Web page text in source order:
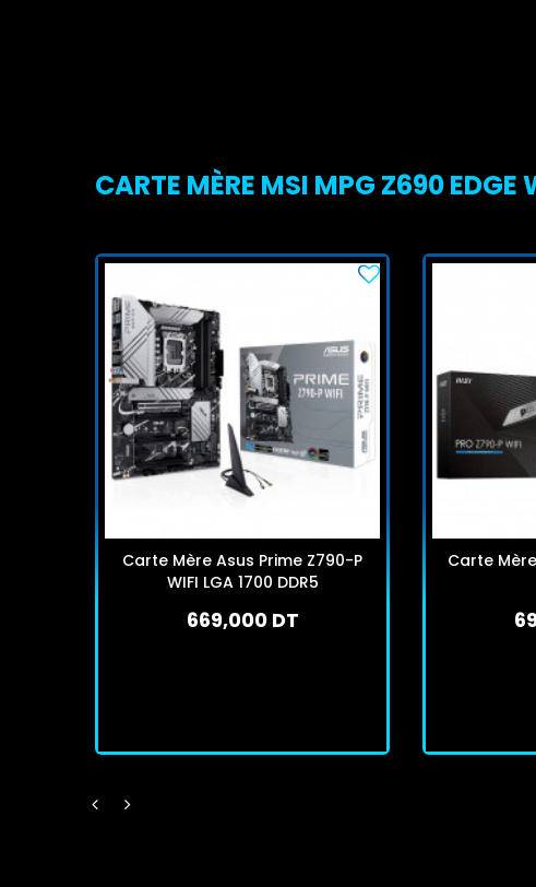
CARTE MÈRE MSI MPG Z690 EDGE
Carte Mère Asus Prime Z790-P
WIFI LGA 1700 DDR5
669,000 DT
Carte